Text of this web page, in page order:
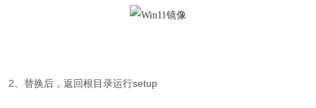
2、替换后，返回根目录运行setup